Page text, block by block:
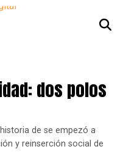
dos polos
de se empezó a
y reinserción social de